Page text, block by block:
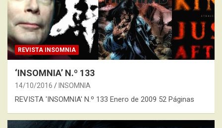
REVISTA INSOMNIA
‘INSOMNIA’ N.º 133
14/10/2016 INSOMNIA
REVISTA 'INSOMNIA' N.º 133 Enero de 2009 52 Páginas